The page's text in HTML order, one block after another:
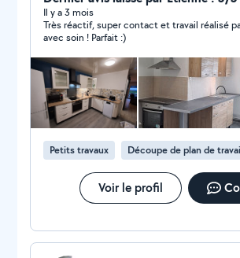
Aménagement Extérieur,
Bricolage Divers,Pose papier
menuiserie...., Garde chien..
Il y a 3 mois
Très réactif, super contact et travail réalisé
avec soin ! Parfait :)
Petits travaux Découpe de plan de
Voir le profil